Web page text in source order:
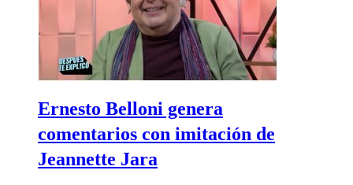
Ernesto Belloni genera
comentarios con imitación de
Jeannette Jara